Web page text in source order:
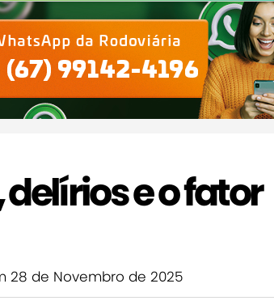
e o fator
28 de Novembro de 2025